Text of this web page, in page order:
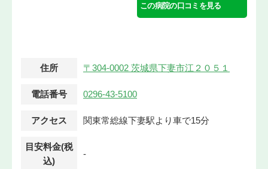
この病院の口コミを見る
住所 〒304-0002 茨城県下妻市江２０５１
電話番号 0296-43-5100
アクセス 関東常総線下妻駅より車で15分
目安料金(税
込)
-